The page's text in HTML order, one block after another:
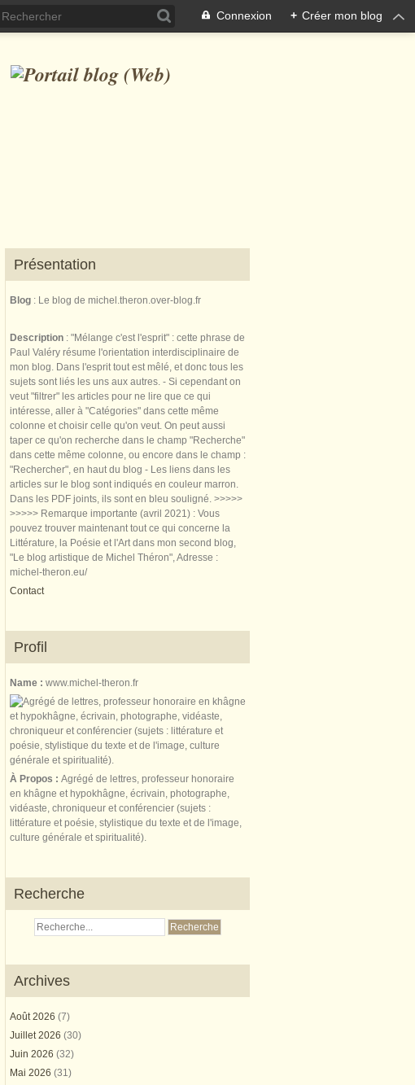
Connexion + Créer mon blog
Présentation
Blog : Le blog de michel.theron.over-blog.fr
Description : "Mélange c'est l'esprit" : cette phrase de
Paul Valéry résume l'orientation interdisciplinaire de
mon blog. Dans l'esprit tout est mêlé, et donc tous les
sujets sont liés les uns aux autres. - Si cependant on
veut "filtrer" les articles pour ne lire que ce qui
intéresse, aller à "Catégories" dans cette même
colonne et choisir celle qu'on veut. On peut aussi
taper ce qu'on recherche dans le champ "Recherche"
dans cette même colonne, ou encore dans le champ :
"Rechercher", en haut du blog - Les liens dans les
articles sur le blog sont indiqués en couleur marron.
Dans les PDF joints, ils sont en bleu souligné. >>>>>
>>>>> Remarque importante (avril 2021) : Vous
pouvez trouver maintenant tout ce qui concerne la
Littérature, la Poésie et l'Art dans mon second blog,
"Le blog artistique de Michel Théron", Adresse :
michel-theron.eu/
Contact
Profil
Name : www.michel-theron.fr
À Propos : Agrégé de lettres, professeur honoraire
en khâgne et hypokhâgne, écrivain, photographe,
vidéaste, chroniqueur et conférencier (sujets :
littérature et poésie, stylistique du texte et de l'image,
culture générale et spiritualité).
Recherche
Archives
Août 2026 (7)
Juillet 2026 (30)
Juin 2026 (32)
Mai 2026 (31)